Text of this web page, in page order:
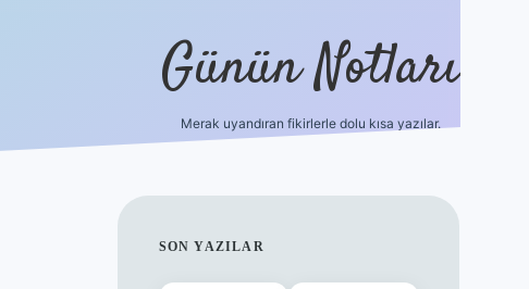
Günün Notları
Merak uyandıran fikirlerle dolu kısa yazılar.
SIDEBAR
SON YAZILAR
https://